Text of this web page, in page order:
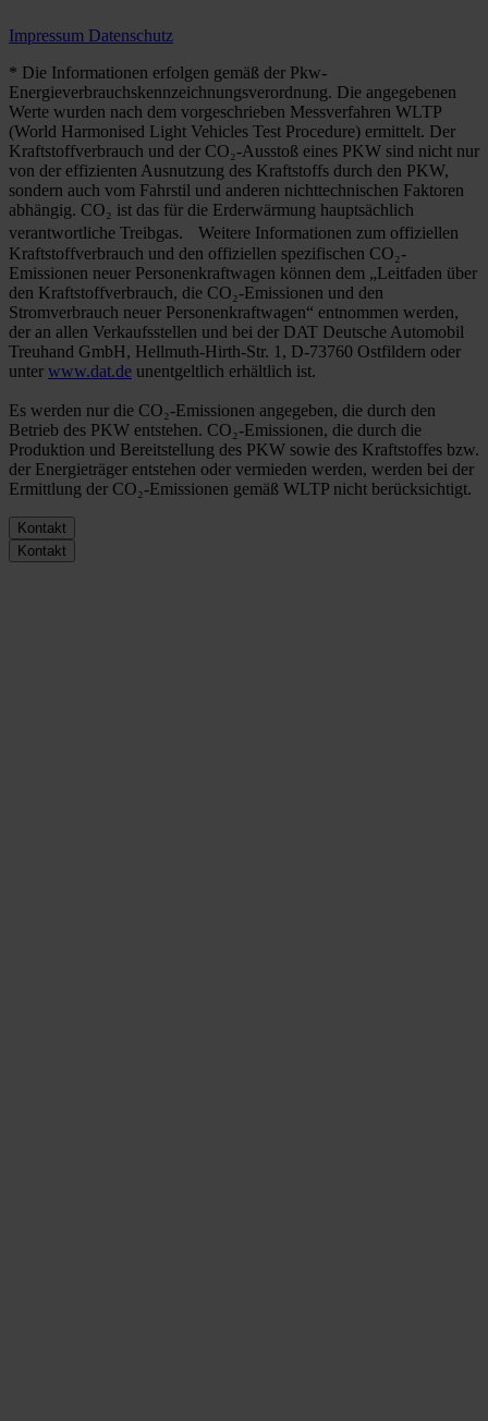
Impressum Datenschutz
* Die Informationen erfolgen gemäß der Pkw-
Energieverbrauchskennzeichnungsverordnung. Die angegebenen
Werte wurden nach dem vorgeschrieben Messverfahren WLTP
(World Harmonised Light Vehicles Test Procedure) ermittelt. Der
Kraftstoffverbrauch und der CO₂-Ausstoß eines PKW sind nicht nur
von der effizienten Ausnutzung des Kraftstoffs durch den PKW,
sondern auch vom Fahrstil und anderen nichttechnischen Faktoren
abhängig. CO₂ ist das für die Erderwärmung hauptsächlich
verantwortliche Treibgas. Weitere Informationen zum offiziellen
Kraftstoffverbrauch und den offiziellen spezifischen CO₂-
Emissionen neuer Personenkraftwagen können dem „Leitfaden über
den Kraftstoffverbrauch, die CO₂-Emissionen und den
Stromverbrauch neuer Personenkraftwagen“ entnommen werden,
der an allen Verkaufsstellen und bei der DAT Deutsche Automobil
Treuhand GmbH, Hellmuth-Hirth-Str. 1, D-73760 Ostfildern oder
unter www.dat.de unentgeltlich erhältlich ist.
Es werden nur die CO₂-Emissionen angegeben, die durch den
Betrieb des PKW entstehen. CO₂-Emissionen, die durch die
Produktion und Bereitstellung des PKW sowie des Kraftstoffes bzw.
der Energieträger entstehen oder vermieden werden, werden bei der
Ermittlung der CO₂-Emissionen gemäß WLTP nicht berücksichtigt.
Kontakt
Kontakt